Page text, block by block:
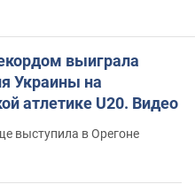
выиграла
Украины на
атлетике U20. Видео
выступила в Орегоне